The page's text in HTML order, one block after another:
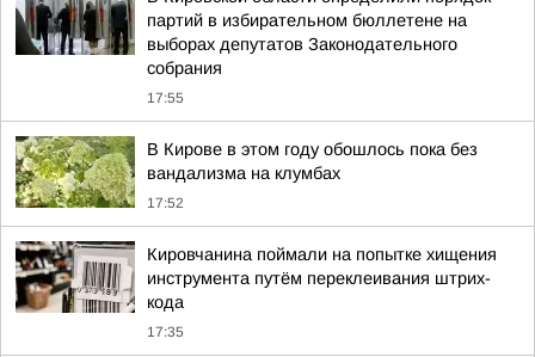
партий в избирательном бюллетене на
выборах депутатов Законодательного
собрания
17:55
В Кирове в этом году обошлось пока без
вандализма на клумбах
17:52
Кировчанина поймали на попытке хищения
инструмента путём переклеивания штрих-
кода
17:35